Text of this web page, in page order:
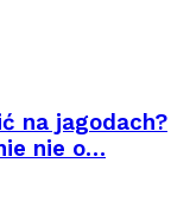
na jagodach?
nie o…